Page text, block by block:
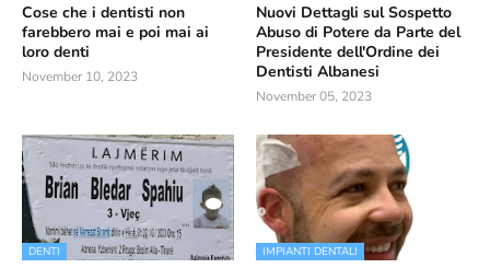
Cose che i dentisti non
farebbero mai e poi mai ai
loro denti
November 10, 2023
Nuovi Dettagli sul Sospetto
Abuso di Potere da Parte del
Presidente dell'Ordine dei
Dentisti Albanesi
November 05, 2023
DENTI IMPIANTI DENTALI